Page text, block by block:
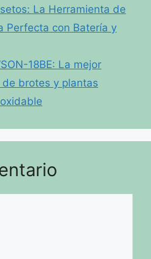
La Herramienta de
Perfecta con Batería y
18BE: La mejor
brotes y plantas